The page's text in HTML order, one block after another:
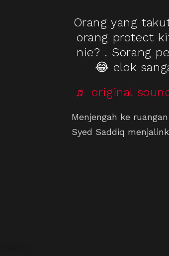
Orang yang
orang protect
nie? . Sorang
😂 elok
♬ original
Menjengah ke
Syed Saddiq